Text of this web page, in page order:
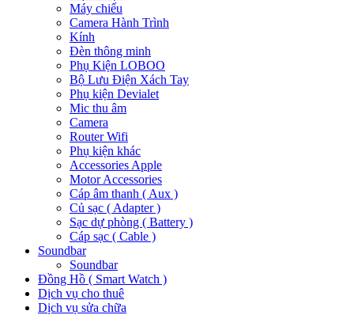
Máy chiếu
Camera Hành Trình
Kính
Đèn thông minh
Phụ Kiện LOBOO
Bộ Lưu Điện Xách Tay
Phụ kiện Devialet
Mic thu âm
Camera
Router Wifi
Phụ kiện khác
Accessories Apple
Motor Accessories
Cáp âm thanh ( Aux )
Củ sạc ( Adapter )
Sạc dự phòng ( Battery )
Cáp sạc ( Cable )
Soundbar
Soundbar
Đồng Hồ ( Smart Watch )
Dịch vụ cho thuê
Dịch vụ sửa chữa